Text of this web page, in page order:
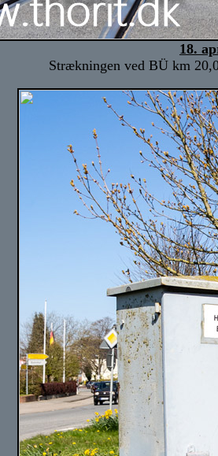
18.
Strækningen ved BÜ km